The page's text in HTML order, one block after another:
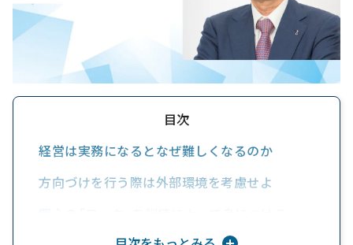
目次
経営は実務になるとなぜ難しくなるのか
方向づけを行う際は外部環境を考慮せよ